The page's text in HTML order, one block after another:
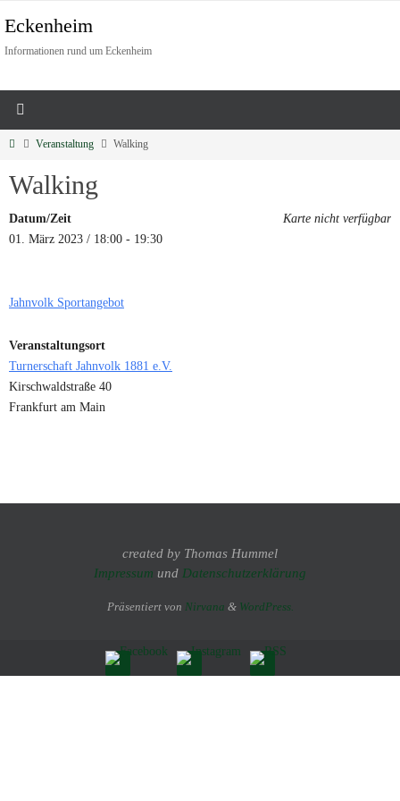
Eckenheim
Informationen rund um Eckenheim
Veranstaltung Walking
Walking
Karte nicht verfügbar
Datum/Zeit
01. März 2023 / 18:00 - 19:30
Jahnvolk Sportangebot
Veranstaltungsort
Turnerschaft Jahnvolk 1881 e.V.
Kirschwaldstraße 40
Frankfurt am Main
created by Thomas Hummel
Impressum und Datenschutzerklärung
Präsentiert von Nirvana & WordPress.